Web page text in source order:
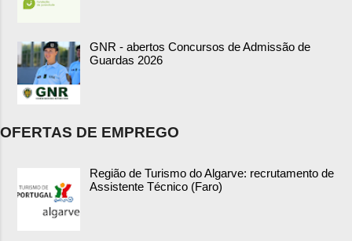
GNR - abertos Concursos de Admissão de
Guardas 2026
OFERTAS DE EMPREGO
Região de Turismo do Algarve: recrutamento de
Assistente Técnico (Faro)